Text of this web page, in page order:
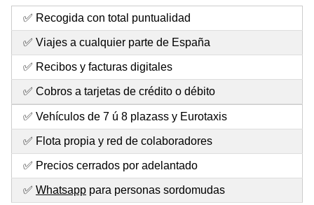
✅ Recogida con total puntualidad
✅ Viajes a cualquier parte de España
✅ Recibos y facturas digitales
✅ Cobros a tarjetas de crédito o débito
✅ Vehículos de 7 ú 8 plazass y Eurotaxis
✅ Flota propia y red de colaboradores
✅ Precios cerrados por adelantado
✅ Whatsapp para personas sordomudas